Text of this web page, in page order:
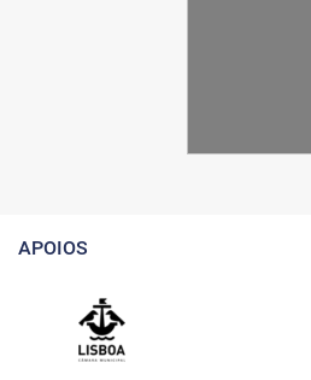
APOIOS